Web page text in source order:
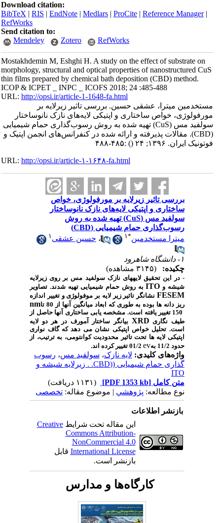
Download citation:
BibTeX|RIS|EndNote|Medlars|ProCite|Reference Manager
RefWorks
Send citation to:
Mendeley
Zotero RefWorks
Mostakhdemin M, Eshghi H. A study on the effect of substrate on
morphology, structural and optical properties of nanostructured CuS
thin films prepared by chemical bath deposition (CBD) method.
ICOP & ICPET _ INPC _ ICOFS 2018; 24 :485-488
URL:http://opsi.ir/article-1-1648-fa.html
مستخدمین میترا، عشقی حسین. بررسی تاثیر زیرلایه بر
مورفولوژی، خواص ساختاری و اپتیکی لایه‌های نازک نانوساختار
سولفید مس (CuS) تهیه شده به روش رسوب‌گذاری حمام شیمیایی
(CBD). مقالات پذیرفته و ارائه شده در کنفرانس‌های انجمن اپتیک و
فوتونیک ایران. ۱۳۹۶; ۲۴
() :۴۸۵-۴۸۸
URL:http://opsi.ir/article-۱-۱۶۴۸-fa.html
بررسی تاثیر زیرلایه بر مورفولوژی، خواص
ساختاری و اپتیکی لایه‌های نازک نانوساختار
سولفید مس (CuS) تهیه شده به روش
رسوب‌گذاری حمام شیمیایی (CBD)
میترا مستخدمین
۱ ،حسین عشقی
چکیده:
در این تحقیق لایه‏های نازک سولفید مس بر روی زیرلایه‏
شیشه‏ و ITOبه روش حمام شیمیایی تهیه شدند. تصاویر
FESEMنشانگر تاثیر زیر لایه بر موفولوژی و تغییر اندازه
ریز دانه ها بوده به طوری که ابعاد میانگین آنها از 80 تا
nm
150 تغییر یافته است. مشخصه یابی ساختاری آنها حاصل از
طیف نگاریXRDبیانگر ساختار آمورف در هر دو لایه
است.تحلیل خواص اپتیکی نشان می دهد که گاف نواری
اپتیکی لایه ها تحت تاثیر محدودیت کوانتومی، به ترتیب، از
حدود 11/2 به
ev01/2 تغییر کرده اند.
واژه‌های کلیدی:لایه نازک،سولفید مس،رسوب
گذاری حمام شیمیایی ((CBD. . زیرلایه شیشه و
ITO
متن کامل[PDF 1353 kb]
نوع مطالعه:پژوهشي| موضوع مقاله:تخصصی
بازنشر اطلاعات
این مقاله تحت شرایطCreative
Commons Attribution-
NonCommercial 4.0
International Licenseقابل
بازنشر است.
کارگاه‌ها و مدارس